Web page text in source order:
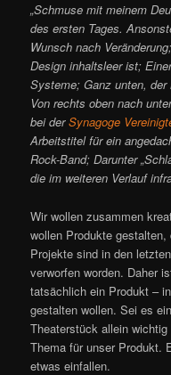
„Schmuse mit meinem
des ersten Tages.
Wunsch nach
Design inhaltsleer ist;
Systeme; Ganz unten,
Von rechts oben nach
bei derSynagoge
Arbeitstitel für ein
Rock-Band; Darunter
die im weiteren Verlauf
Wir wollen zusammen
wollen Produkte
Projekte sind in den
verworfen worden. Daher
tatsächlich ein Produkt –
gestalten wollen. Sei es
Theaterstück allein
Thema für unser Produkt.
etwas einfallen.